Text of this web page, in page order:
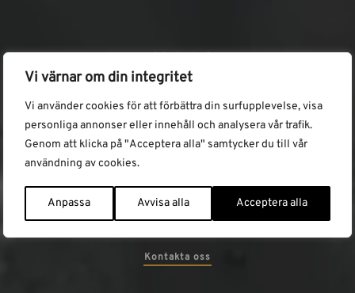
Vi värnar om din integritet
Vi använder cookies för att förbättra din surfupplevelse, visa
personliga annonser eller innehåll och analysera vår trafik.
Genom att klicka på "Acceptera alla" samtycker du till vår
användning av cookies.
Anpassa Avvisa alla Acceptera alla
Hyra teleskoplastare
Våra Teleskoplastare
Att hyra teleskoplastare är ett smart val för dig som behöver
en mångsidig maskin för bygg- och anläggningsarbeten
eller materialhantering. En teleskoplastare är utrustad med
en teleskopisk bom som gör det enkelt att lyfta, lasta och
lossa allt från pallar och byggmaterial till jord och virke –
även på höjder eller platser som är svåra att nå med
traditionella maskiner.
Kontakta oss